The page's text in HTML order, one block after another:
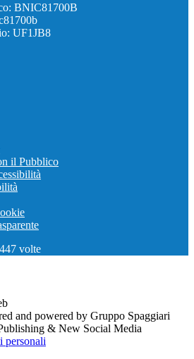
BNIC81700B
UF1JB8
il Pubblico
447 volte
and powered by Gruppo Spaggiari
& New Social Media
personali